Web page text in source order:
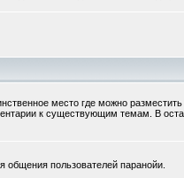
место где можно
к существующим темам. В
общения пользователей паранойи.